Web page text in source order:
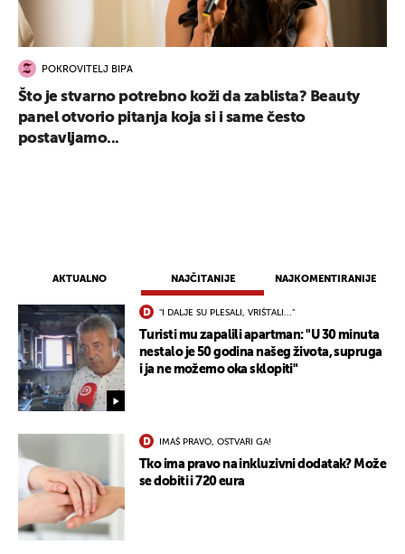
AKTUALNO NAJČITANIJE NAJKOMENTIRANIJE
"I DALJE SU PLESALI, VRIŠTALI..."
Turisti mu zapalili apartman: "U 30 minuta
nestalo je 50 godina našeg života, supruga
i ja ne možemo oka sklopiti"
IMAŠ PRAVO, OSTVARI GA!
Tko ima pravo na inkluzivni dodatak? Može
se dobiti i 720 eura
POKROVITELJ BIPA
Što je stvarno potrebno koži da zablista? Beauty
panel otvorio pitanja koja si i same često
postavljamo...